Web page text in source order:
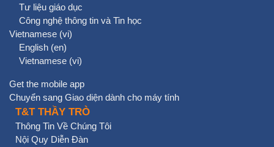
Tư liệu giáo dục
Công nghệ thông tin và Tin học
Vietnamese ‎(vi)‎
English ‎(en)‎
Vietnamese ‎(vi)‎
Get the mobile app
Chuyển sang Giao diện dành cho máy tính
T&T THẦY TRÒ
Thông Tin Về Chúng Tôi
Nội Quy Diễn Đàn